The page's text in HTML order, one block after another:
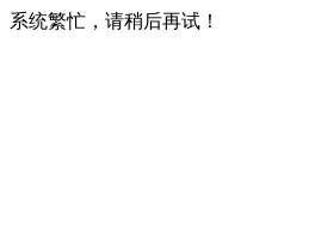
系统繁忙，请稍后再试！